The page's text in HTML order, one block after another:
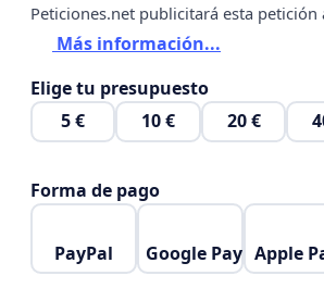
Peticiones.net publicitará esta petición
Más información...
Elige tu presupuesto
5 €
10 € 20 €
Forma de pago
PayPal Google Pay Apple